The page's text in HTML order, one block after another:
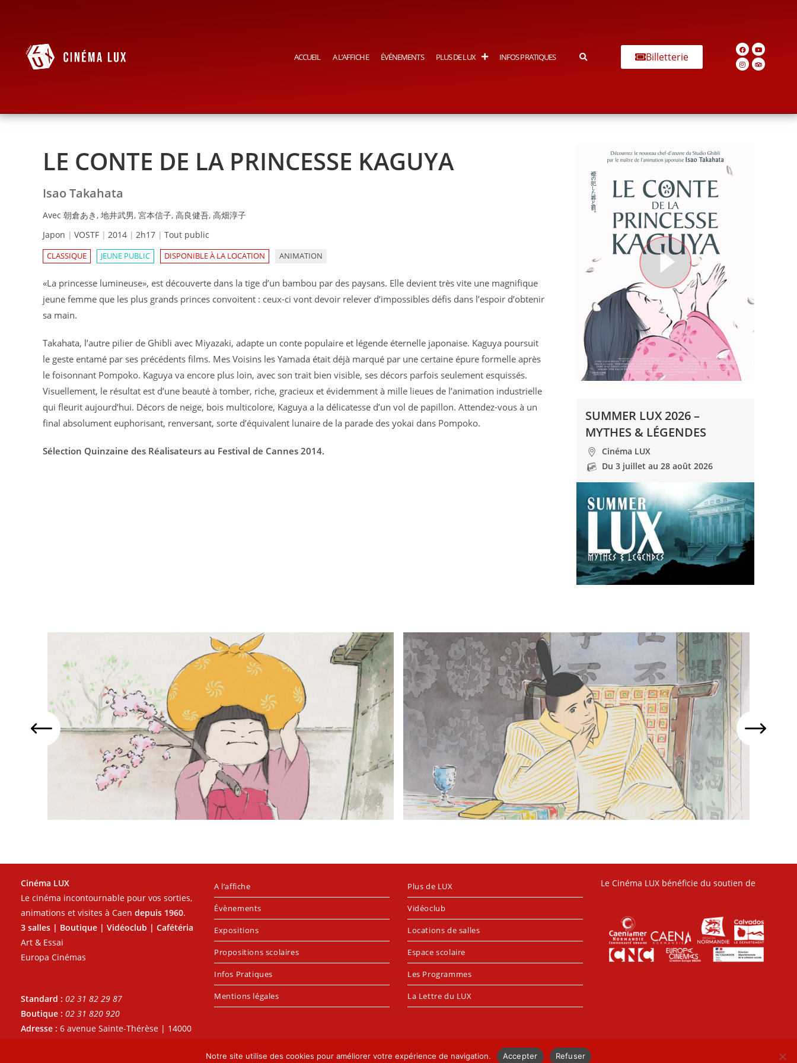
ACCUEIL A L’AFFICHE ÉVÉNEMENTS PLUS DE LUX INFOS PRATIQUES Billetterie
SUMMER LUX 2026 –
MYTHES & LÉGENDES
Cinéma LUX
Du 3 juillet au 28 août 2026
LE CONTE DE LA PRINCESSE KAGUYA
Isao Takahata
Avec 朝倉あき, 地井武男, 宮本信子, 高良健吾, 高畑淳子
Japon
VOSTF 2014 2h17 Tout public
CLASSIQUE JEUNE PUBLIC DISPONIBLE À LA LOCATION ANIMATION
«La princesse lumineuse», est découverte dans la tige d’un bambou par des paysans. Elle devient très vite une magnifique
jeune femme que les plus grands princes convoitent : ceux-ci vont devoir relever d’impossibles défis dans l’espoir d’obtenir
sa main.
Takahata, l’autre pilier de Ghibli avec Miyazaki, adapte un conte populaire et légende éternelle japonaise. Kaguya poursuit
le geste entamé par ses précédents films. Mes Voisins les Yamada était déjà marqué par une certaine épure formelle après
le foisonnant Pompoko. Kaguya va encore plus loin, avec son trait bien visible, ses décors parfois seulement esquissés.
Visuellement, le résultat est d’une beauté à tomber, riche, gracieux et évidemment à mille lieues de l’animation industrielle
qui fleurit aujourd’hui. Décors de neige, bois multicolore, Kaguya a la délicatesse d’un vol de papillon. Attendez-vous à un
final absolument euphorisant, renversant, sorte d’équivalent lunaire de la parade des yokai dans Pompoko.
Sélection Quinzaine des Réalisateurs au Festival de Cannes 2014.
Cinéma LUX
Le cinéma incontournable pour vos sorties,
animations et visites à Caen depuis 1960.
3 salles | Boutique | Vidéoclub | Cafétéria
Art & Essai
Europa Cinémas
Standard : 02 31 82 29 87
Boutique : 02 31 820 920
Adresse : 6 avenue Sainte-Thérèse | 14000
A l’affiche
Évènements
Expositions
Propositions scolaires
Infos Pratiques
Mentions légales
Plus de LUX
Vidéoclub
Locations de salles
Espace scolaire
Les Programmes
La Lettre du LUX
Le Cinéma LUX bénéficie du soutien de
Notre site utilise des cookies pour améliorer votre expérience de navigation. Accepter Refuser